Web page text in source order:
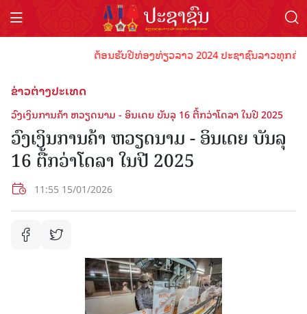
ຕ້ອນຮັບປີທ່ອງທ່ຽວລາວ 2024 ປະຊາຊົນລາວທຸກຄົ
ຂ່າວຕ່າງປະເທດ
ວົງເງິນການຄ້າ ຫວຽດນາມ - ອິນເດຍ ບັນລຸ 16 ຕື້ກວ່າໂດລາ ໃນປີ 2025
ວົງເງິນການຄ້າ ຫວຽດນາມ - ອິນເດຍ ບັນລຸ
16 ຕື້ກວ່າໂດລາ ໃນປີ 2025
11:55 15/01/2026